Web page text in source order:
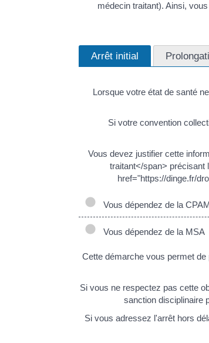
médecin traitant). Ainsi,
Arrêt initial
Lorsque votre état de santé
Si votre convention
Vous devez justifier cette
traitant</span> précisant
href="https://dinge.fr/
Vous dépendez de la
Vous dépendez de la MSA
Cette démarche vous permet
Si vous ne respectez pas cette
sanction disciplinaire
Si vous adressez l'arrêt hors